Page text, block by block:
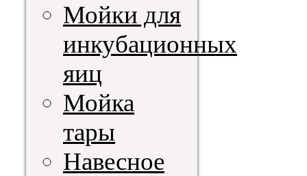
Мойки для
инкубационных
яиц
Мойка
тары
Навесное